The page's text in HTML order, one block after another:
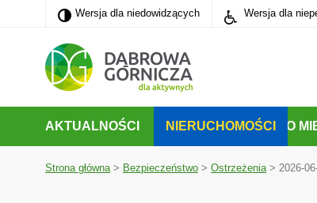
PRZEJDŹ DO MENU GŁÓWNEGO
PRZEJDŹ DO WYSZUKIWARKI
Wersja dla niedowidzących
Wersja dla niedowidzących Wersja dla
AKTUALNOŚCI NIERUCHOMOŚCI O
Strona główna> Bezpieczeństwo > Ostrzeżenia> 2026-